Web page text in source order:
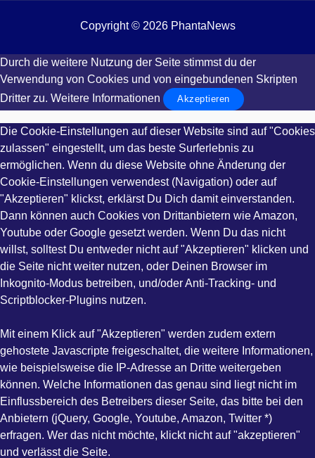
Copyright © 2026 PhantaNews
Durch die weitere Nutzung der Seite stimmst du der
Verwendung von Cookies und von eingebundenen Skripten
Dritter zu. Weitere Informationen Akzeptieren
Die Cookie-Einstellungen auf dieser Website sind auf "Cookies
zulassen" eingestellt, um das beste Surferlebnis zu
ermöglichen. Wenn du diese Website ohne Änderung der
Cookie-Einstellungen verwendest (Navigation) oder auf
"Akzeptieren" klickst, erklärst Du Dich damit einverstanden.
Dann können auch Cookies von Drittanbietern wie Amazon,
Youtube oder Google gesetzt werden. Wenn Du das nicht
willst, solltest Du entweder nicht auf "Akzeptieren" klicken und
die Seite nicht weiter nutzen, oder Deinen Browser im
Inkognito-Modus betreiben, und/oder Anti-Tracking- und
Scriptblocker-Plugins nutzen.
Mit einem Klick auf "Akzeptieren" werden zudem extern
gehostete Javascripte freigeschaltet, die weitere Informationen,
wie beispielsweise die IP-Adresse an Dritte weitergeben
können. Welche Informationen das genau sind liegt nicht im
Einflussbereich des Betreibers dieser Seite, das bitte bei den
Anbietern (jQuery, Google, Youtube, Amazon, Twitter *)
erfragen. Wer das nicht möchte, klickt nicht auf "akzeptieren"
und verlässt die Seite.